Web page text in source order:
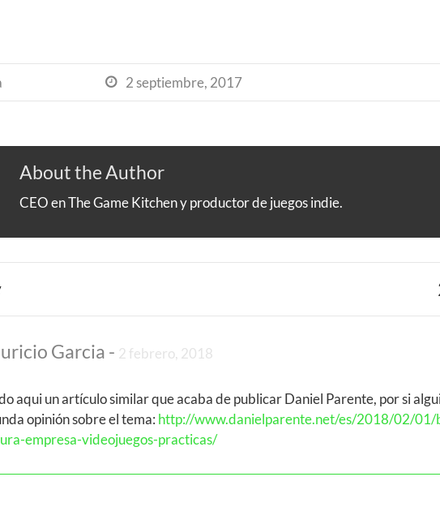
 2 septiembre, 2017
About the Author
CEO en The Game Kitchen y productor de juegos indie.
Garcia - 2 febrero, 2018
aqui un artículo similar que acaba de publicar Daniel Parente, por si
opinión sobre el tema: http://www.danielparente.net/es/2018/02/01/
empresa-videojuegos-practicas/